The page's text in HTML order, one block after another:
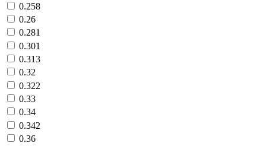
0.258
0.26
0.281
0.301
0.313
0.32
0.322
0.33
0.34
0.342
0.36